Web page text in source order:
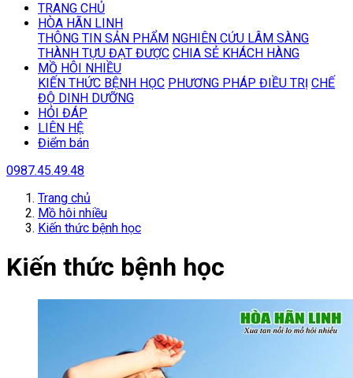
TRANG CHỦ
HÒA HÃN LINH
THÔNG TIN SẢN PHẨM NGHIÊN CỨU LÂM SÀNG
THÀNH TỰU ĐẠT ĐƯỢC CHIA SẺ KHÁCH HÀNG
MỒ HÔI NHIỀU
KIẾN THỨC BỆNH HỌC PHƯƠNG PHÁP ĐIỀU TRỊ CHẾ
ĐỘ DINH DƯỠNG
HỎI ĐÁP
LIÊN HỆ
Điểm bán
0987.45.49.48
Trang chủ
Mồ hôi nhiều
Kiến thức bệnh học
Kiến thức bệnh học